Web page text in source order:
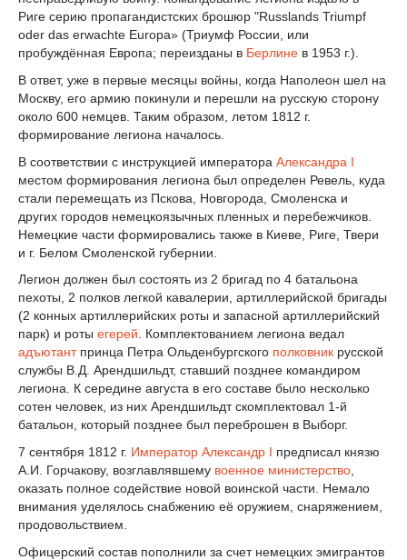
Риге серию пропагандистских брошюр "Russlands Triumpf
oder das erwachte Europa» (Триумф России, или
пробуждённая Европа; переизданы в Берлине в 1953 г.).
В ответ, уже в первые месяцы войны, когда Наполеон шел на
Москву, его армию покинули и перешли на русскую сторону
около 600 немцев. Таким образом, летом 1812 г.
формирование легиона началось.
В соответствии с инструкцией императора Александра I
местом формирования легиона был определен Ревель, куда
стали перемещать из Пскова, Новгорода, Смоленска и
других городов немецкоязычных пленных и перебежчиков.
Немецкие части формировались также в Киеве, Риге, Твери
и г. Белом Смоленской губернии.
Легион должен был состоять из 2 бригад по 4 батальона
пехоты, 2 полков легкой кавалерии, артиллерийской бригады
(2 конных артиллерийских роты и запасной артиллерийский
парк) и роты егерей. Комплектованием легиона ведал
адъютантпринца Петра Ольденбургского полковник русской
службы В.Д. Арендшильдт, ставший позднее командиром
легиона. К середине августа в его составе было несколько
сотен человек, из них Арендшильдт скомплектовал 1-й
батальон, который позднее был переброшен в Выборг.
7 сентября 1812 г. Император Александр I предписал князю
А.И. Горчакову, возглавлявшему военное министерство
оказать полное содействие новой воинской части. Немало
внимания уделялось снабжению её оружием, снаряжением,
продовольствием.
Офицерский состав пополнили за счет немецких эмигрантов